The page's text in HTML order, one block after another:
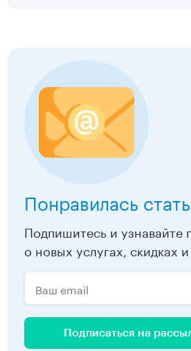
Понравилась
Подпишитесь и узнавайте
о новых услугах, скидках
Подписаться на